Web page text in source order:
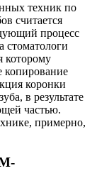
техник по
считается
процесс
стоматологи
которому
копирование
коронки
в результате
частью.
примерно,